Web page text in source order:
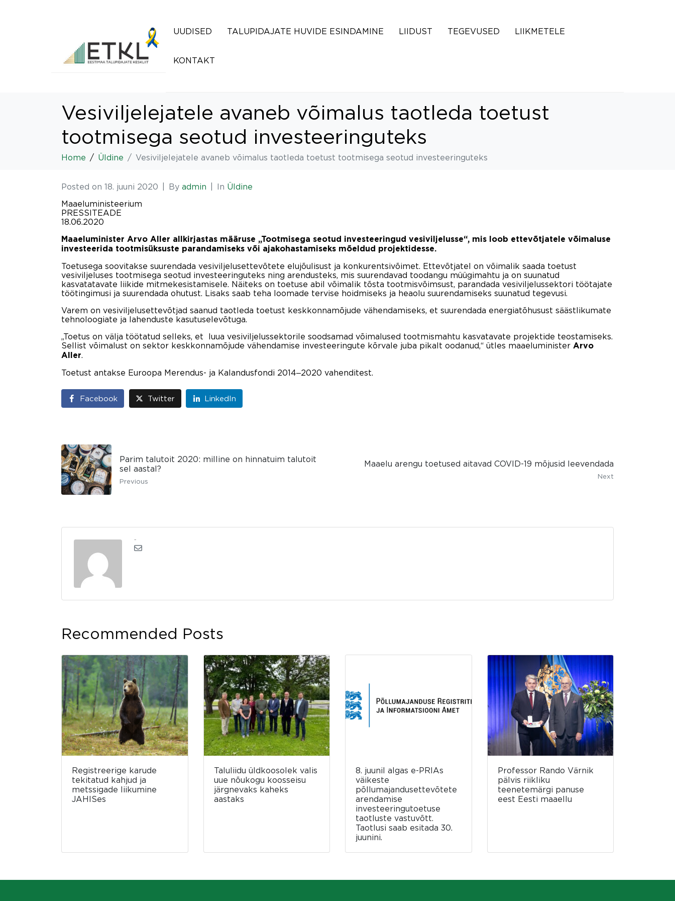
UUDISED TALUPIDAJATE HUVIDE ESINDAMINE LIIDUST TEGEVUSED LIIKMETELE
KONTAKT
Vesiviljelejatele avaneb võimalus taotleda toetust
tootmisega seotud investeeringuteks
Home Üldine Vesiviljelejatele avaneb võimalus taotleda toetust tootmisega seotud investeeringuteks
Posted on 18. juuni 2020 By admin In Üldine
Maaeluministeerium
PRESSITEADE
18.06.2020
Maaeluminister Arvo Aller allkirjastas määruse „Tootmisega seotud investeeringud vesiviljelusse“, mis loob ettevõtjatele võimaluse
investeerida tootmisüksuste parandamiseks või ajakohastamiseks mõeldud projektidesse.
Toetusega soovitakse suurendada vesiviljelusettevõtete elujõulisust ja konkurentsivõimet. Ettevõtjatel on võimalik saada toetust
vesiviljeluses tootmisega seotud investeeringuteks ning arendusteks, mis suurendavad toodangu müügimahtu ja on suunatud
kasvatatavate liikide mitmekesistamisele. Näiteks on toetuse abil võimalik tõsta tootmisvõimsust, parandada vesiviljelussektori töötajate
töötingimusi ja suurendada ohutust. Lisaks saab teha loomade tervise hoidmiseks ja heaolu suurendamiseks suunatud tegevusi.
Varem on vesiviljelusettevõtjad saanud taotleda toetust keskkonnamõjude vähendamiseks, et suurendada energiatõhusust säästlikumate
tehnoloogiate ja lahenduste kasutuselevõtuga.
„Toetus on välja töötatud selleks, et luua vesiviljelussektorile soodsamad võimalused tootmismahtu kasvatavate projektide teostamiseks.
Sellist võimalust on sektor keskkonnamõjude vähendamise investeeringute kõrvale juba pikalt oodanud,“ ütles maaeluminister Arvo
Aller.
Toetust antakse Euroopa Merendus- ja Kalandusfondi 2014‒2020 vahenditest.
Facebook Twitter LinkedIn
Parim talutoit 2020: milline on hinnatuim talutoit
sel aastal?
Previous
Maaelu arengu toetused aitavad COVID-19 mõjusid leevendada
Next
Recommended Posts
Registreerige karude
tekitatud kahjud ja
metssigade liikumine
JAHISes
Taluliidu üldkoosolek valis
uue nõukogu koosseisu
järgnevaks kaheks
aastaks
8. juunil algas e-PRIAs
väikeste
põllumajandusettevõtete
arendamise
investeeringutoetuse
taotluste vastuvõtt.
Taotlusi saab esitada 30.
juunini.
Professor Rando Värnik
pälvis riikliku
teenetemärgi panuse
eest Eesti maaellu